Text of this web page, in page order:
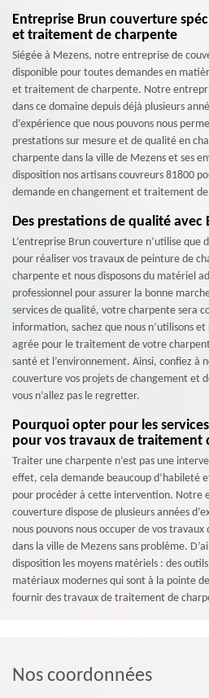
Entreprise Brun couverture
et traitement de charpente
Siégée à Mezens, notre entreprise de
disponible pour toutes demandes en
et traitement de charpente. Notre
dans ce domaine depuis déjà plusieurs
d’expérience que nous pouvons nous
prestations sur mesure et de qualité en
charpente dans la ville de Mezens et ses
disposition nos artisans couvreurs 81800
demande en changement et traitement
Des prestations de qualité
L’entreprise Brun couverture n’utilise que
pour réaliser vos travaux de peinture de
charpente et nous disposons du matériel
professionnel pour assurer la bonne
services de qualité, votre charpente sera
information, sachez que nous n’utilisons
agrée pour le traitement de votre
santé et l’environnement. Ainsi, confiez à
couverture vos projets de changement et
vous n’allez pas le regretter.
Pourquoi opter pour les
pour vos travaux de traitement
Traiter une charpente n’est pas une
effet, cela demande beaucoup d’habileté
pour procéder à cette intervention. Notre
couverture dispose de plusieurs années
nous pouvons nous occuper de vos
dans la ville de Mezens sans problème.
disposition les moyens matériels : des
matériaux modernes qui sont à la pointe
fournir des travaux de traitement de
Nos coordonnées